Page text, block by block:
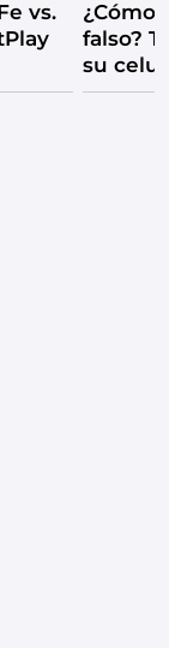
vs.
¿Cómo
falso?
su